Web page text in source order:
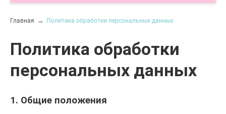
Главная Политика обработки персональных данных
Политика обработки
персональных данных
1. Общие положения